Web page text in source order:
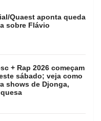
Quaest aponta queda
sobre Flávio
+ Rap 2026 começam
sábado; veja como
shows de Djonga,